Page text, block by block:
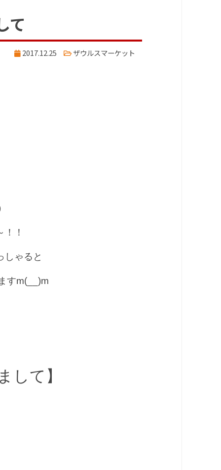
て
2017.12.25 ザウルスマーケット
！
しゃると
すm(__)m
して】